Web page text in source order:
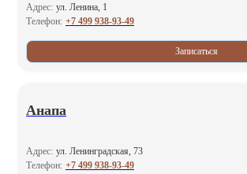
Адрес: ул. Ленина, 1
Телефон: +7 499 938-93-49
Записаться
Анапа
Адрес: ул. Ленинградская, 73
Телефон: +7 499 938-93-49